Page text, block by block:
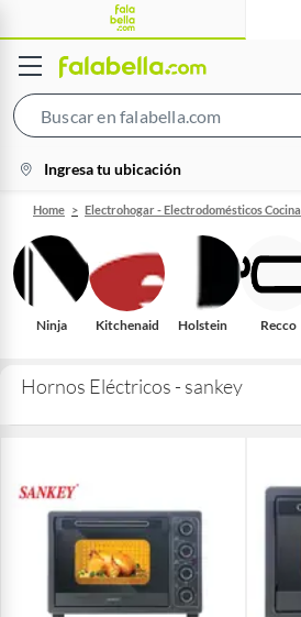
Bar
location-
icon
Ingresa tu ubicación
Home Electrohogar - Electrodomésticos Cocina
Ninja Kitchenaid Holstein Recco
Hornos Eléctricos - sankey